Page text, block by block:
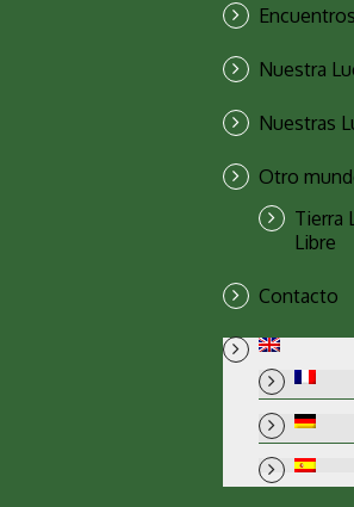
Nuestra
Nuestras
Otro
Tierra
Libre
Contacto